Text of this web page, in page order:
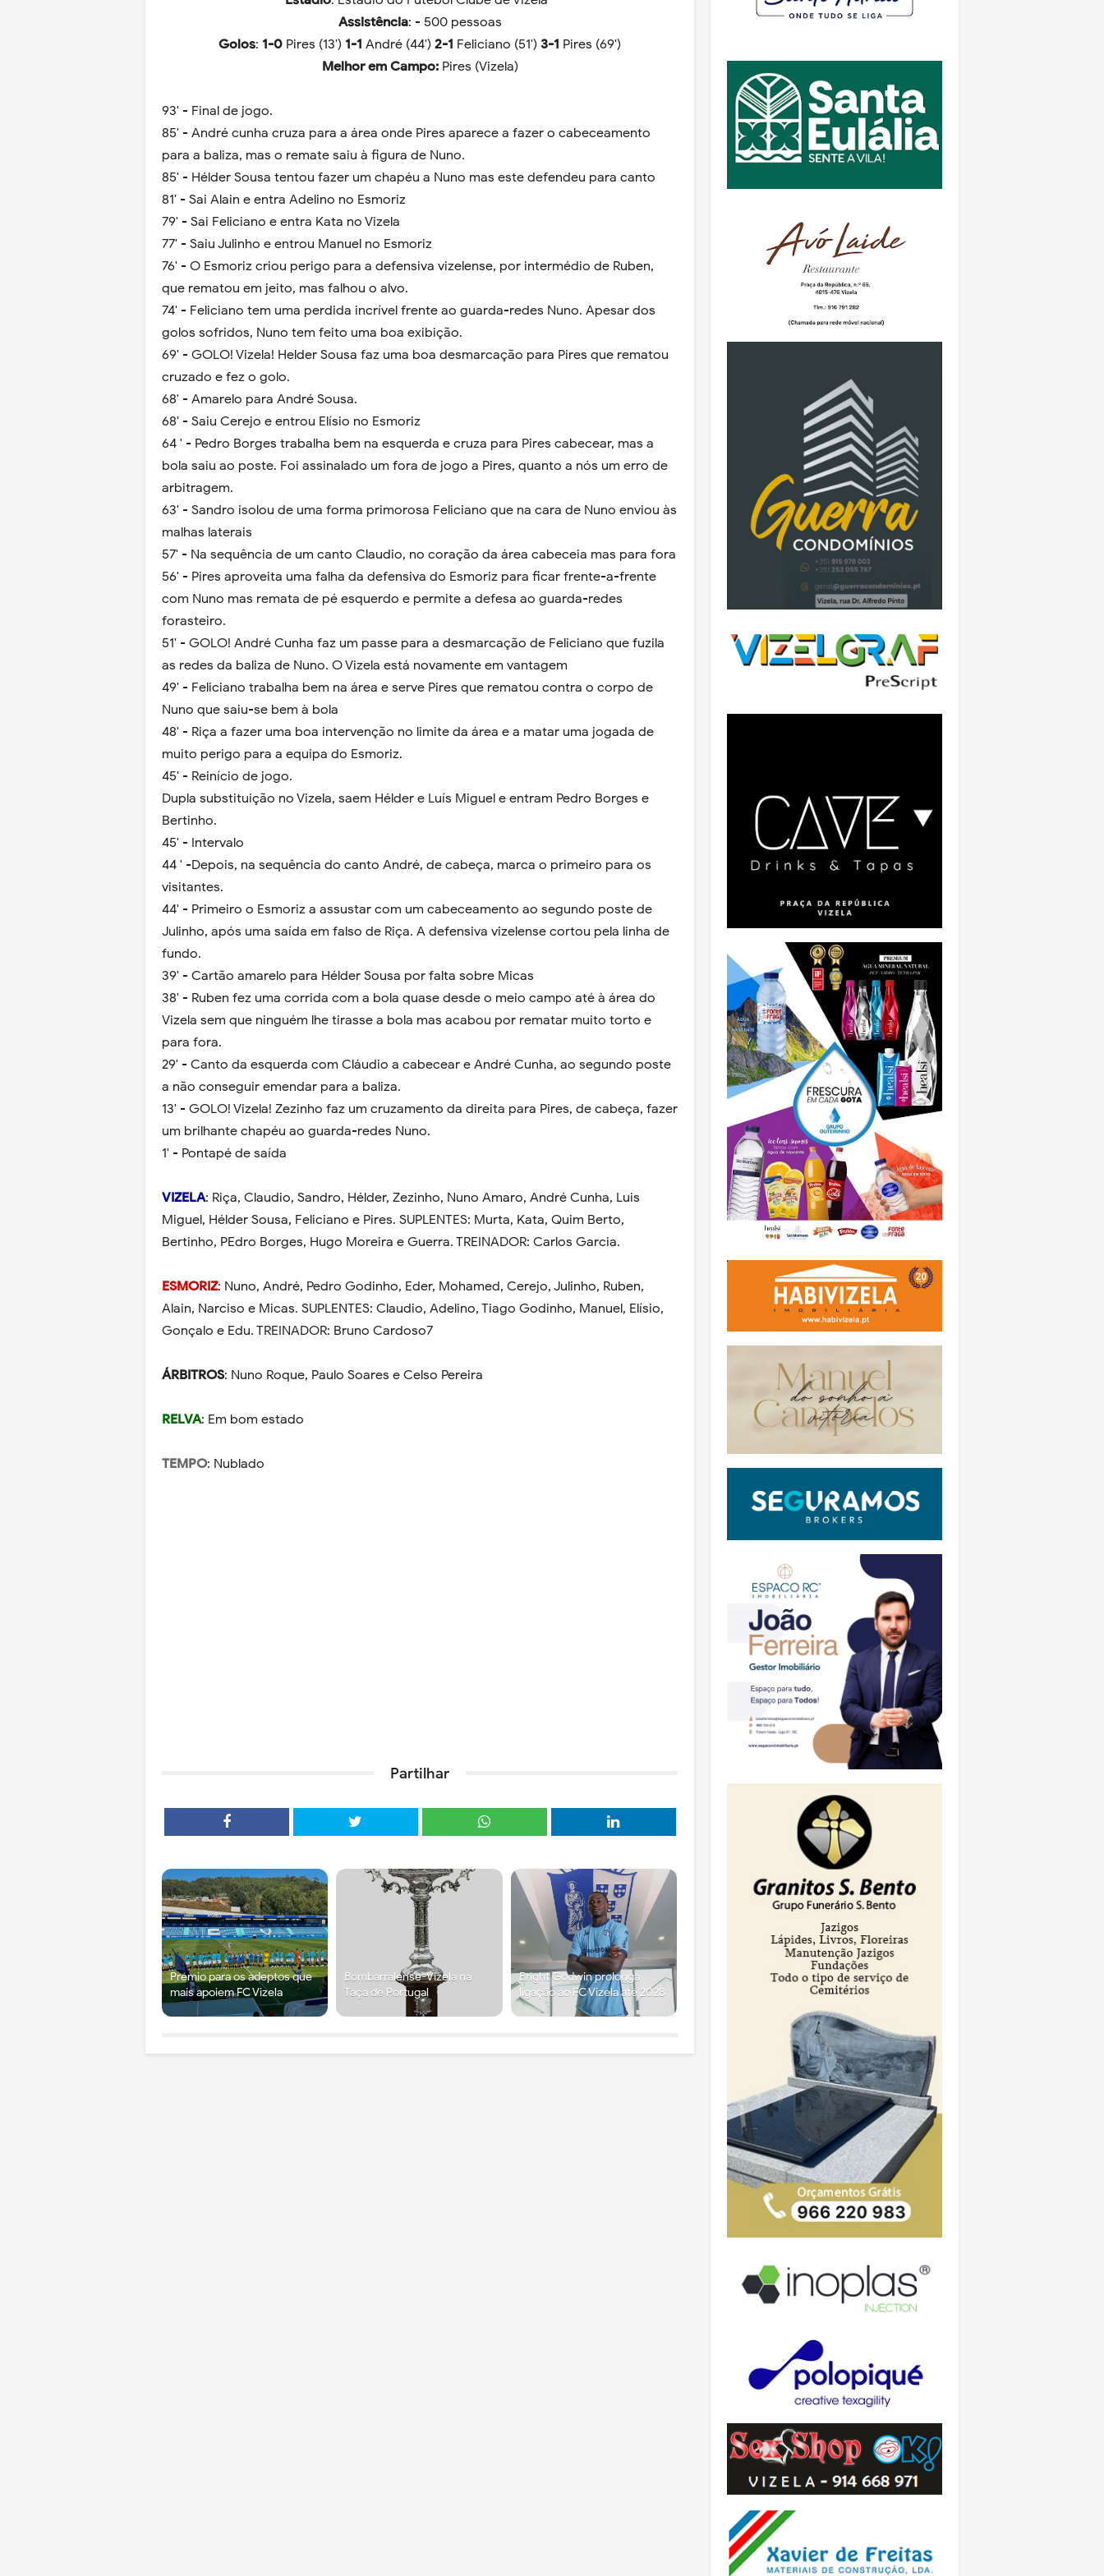
Assistência: - 500 pessoas
Golos: 1-0 Pires (13') 1-1 André (44')2-1 Feliciano (51')3-1 Pires (69')
Melhor em Campo:Pires (Vizela)
93' - Final de jogo.
85' - André cunha cruza para a área onde Pires aparece a fazer o cabeceamento
para a baliza, mas o remate saiu à figura de Nuno.
85' - Hélder Sousa tentou fazer um chapéu a Nuno mas este defendeu para canto
81' - Sai Alain e entra Adelino no Esmoriz
79' - Sai Feliciano e entra Kata no Vizela
77' - Saiu Julinho e entrou Manuel no Esmoriz
76' - O Esmoriz criou perigo para a defensiva vizelense, por intermédio de Ruben,
que rematou em jeito, mas falhou o alvo.
74' - Feliciano tem uma perdida incrível frente ao guarda-redes Nuno. Apesar dos
golos sofridos, Nuno tem feito uma boa exibição.
69' - GOLO! Vizela! Helder Sousa faz uma boa desmarcação para Pires que rematou
cruzado e fez o golo.
68' - Amarelo para André Sousa.
68' - Saiu Cerejo e entrou Elísio no Esmoriz
64 ' - Pedro Borges trabalha bem na esquerda e cruza para Pires cabecear, mas a
bola saiu ao poste. Foi assinalado um fora de jogo a Pires, quanto a nós um erro de
arbitragem.
63' - Sandro isolou de uma forma primorosa Feliciano que na cara de Nuno enviou às
malhas laterais
57' - Na sequência de um canto Claudio, no coração da área cabeceia mas para fora
56' - Pires aproveita uma falha da defensiva do Esmoriz para ficar frente-a-frente
com Nuno mas remata de pé esquerdo e permite a defesa ao guarda-redes
forasteiro.
51' - GOLO! André Cunha faz um passe para a desmarcação de Feliciano que fuzila
as redes da baliza de Nuno. O Vizela está novamente em vantagem
49' - Feliciano trabalha bem na área e serve Pires que rematou contra o corpo de
Nuno que saiu-se bem à bola
48' - Riça a fazer uma boa intervenção no limite da área e a matar uma jogada de
muito perigo para a equipa do Esmoriz.
45' - Reinício de jogo.
Dupla substituição no Vizela, saem Hélder e Luís Miguel e entram Pedro Borges e
Bertinho.
45' - Intervalo
44 ' -Depois, na sequência do canto André, de cabeça, marca o primeiro para os
visitantes.
44' - Primeiro o Esmoriz a assustar com um cabeceamento ao segundo poste de
Julinho, após uma saída em falso de Riça. A defensiva vizelense cortou pela linha de
fundo.
39' - Cartão amarelo para Hélder Sousa por falta sobre Micas
38' - Ruben fez uma corrida com a bola quase desde o meio campo até à área do
Vizela sem que ninguém lhe tirasse a bola mas acabou por rematar muito torto e
para fora.
29' - Canto da esquerda com Cláudio a cabecear e André Cunha, ao segundo poste
a não conseguir emendar para a baliza.
13' - GOLO! Vizela! Zezinho faz um cruzamento da direita para Pires, de cabeça, fazer
um brilhante chapéu ao guarda-redes Nuno.
1' - Pontapé de saída
VIZELA: Riça, Claudio, Sandro, Hélder, Zezinho, Nuno Amaro, André Cunha, Luis
Miguel, Hélder Sousa, Feliciano e Pires. SUPLENTES: Murta, Kata, Quim Berto,
Bertinho, PEdro Borges, Hugo Moreira e Guerra. TREINADOR: Carlos Garcia.
ESMORIZ: Nuno, André, Pedro Godinho, Eder, Mohamed, Cerejo, Julinho, Ruben,
Alain, Narciso e Micas. SUPLENTES: Claudio, Adelino, Tiago Godinho, Manuel, Elísio,
Gonçalo e Edu. TREINADOR: Bruno Cardoso7
ÁRBITROS: Nuno Roque, Paulo Soares e Celso Pereira
RELVA: Em bom estado
TEMPO: Nublado
Partilhar
Prémio para os adeptos que
mais apoiem FC Vizela
Bombarralense-Vizela na
Taça de Portugal
Bright Godwin prolonga
ligação ao FC Vizela até 2028